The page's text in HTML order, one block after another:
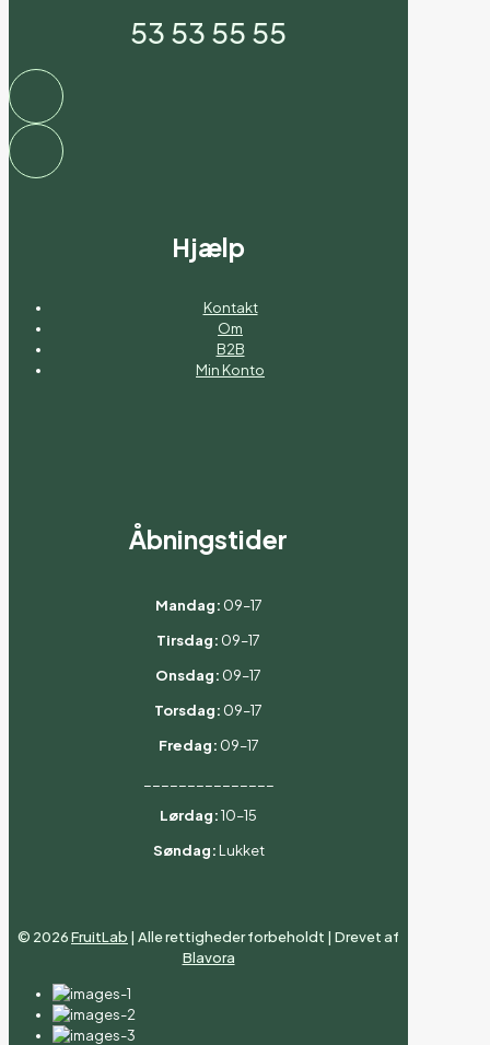
53 53 55 55
Hjælp
Kontakt
Om
B2B
Min Konto
Åbningstider
Mandag: 09–17
Tirsdag: 09–17
Onsdag: 09–17
Torsdag: 09–17
Fredag: 09–17
Lørdag:10–15
Søndag: Lukket
© 2026FruitLab | Alle rettigheder forbeholdt | Drevet af
Blavora